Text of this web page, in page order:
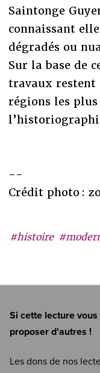
#histoire
Saintonge
connaissant
dégradés ou
Sur la base de
travaux restent
régions les
--
Crédit photo :
Si cette lecture
proposer d'autres !
Les dons de nos